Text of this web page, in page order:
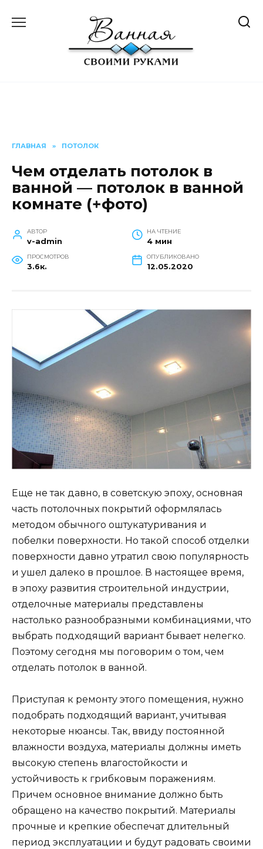
ГЛАВНАЯ » ПОТОЛОК
Чем отделать потолок в
ванной — потолок в ванной
комнате (+фото)
АВТОР
v-admin
НА ЧТЕНИЕ
4 мин
ПРОСМОТРОВ
3.6к.
ОПУБЛИКОВАНО
12.05.2020
Еще не так давно, в советскую эпоху, основная
часть потолочных покрытий оформлялась
методом обычного оштукатуривания и
побелки поверхности. Но такой способ отделки
поверхности давно утратил свою популярность
и ушел далеко в прошлое. В настоящее время,
в эпоху развития строительной индустрии,
отделочные материалы представлены
настолько разнообразными комбинациями, что
выбрать подходящий вариант бывает нелегко.
Поэтому сегодня мы поговорим о том, чем
отделать потолок в ванной.
Приступая к ремонту этого помещения, нужно
подобрать подходящий вариант, учитывая
некоторые нюансы. Так, ввиду постоянной
влажности воздуха, материалы должны иметь
высокую степень влагостойкости и
устойчивость к грибковым поражениям.
Причем основное внимание должно быть
обращено на качество покрытий. Материалы
прочные и крепкие обеспечат длительный
период эксплуатации и будут радовать своими